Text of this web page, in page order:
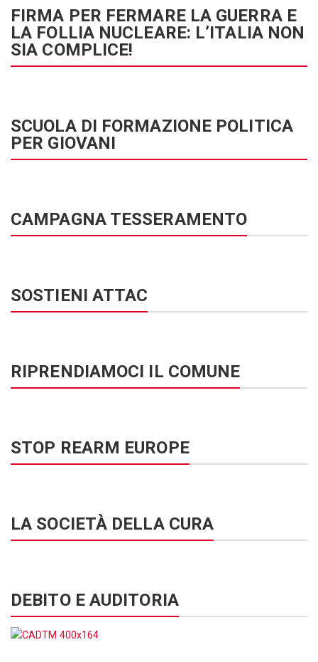
FIRMA PER FERMARE LA GUERRA E
LA FOLLIA NUCLEARE: L’ITALIA NON
SIA COMPLICE!
SCUOLA DI FORMAZIONE POLITICA
PER GIOVANI
CAMPAGNA TESSERAMENTO
SOSTIENI ATTAC
RIPRENDIAMOCI IL COMUNE
STOP REARM EUROPE
LA SOCIETÀ DELLA CURA
DEBITO E AUDITORIA